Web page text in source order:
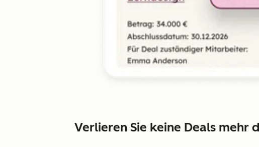
Verlieren Sie keine Deals mehr